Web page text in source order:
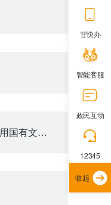
非国有文物收藏单位和其他单位借用国有文物收藏单位馆藏二级及以下文物审批
甘快办
智能客服
政民互动
12345
收起